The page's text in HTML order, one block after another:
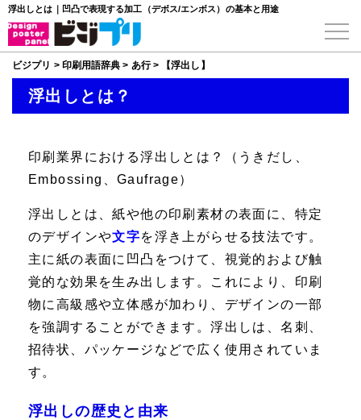
浮出しとは｜凹凸で表現する加工（デボス/エンボス）の基本と用途
ビジプリ > 印刷用語辞典 > あ行> 【浮出し】
浮出しとは？
印刷業界における浮出し とは？（うきだし、
Embossing、Gaufrage）
浮出しとは、紙や他の印刷素材の表面に、特定
のデザインや文字を浮き上がらせる技法です。
主に紙の表面に凹凸をつけて、視覚的および触
覚的な効果を生み出します。これにより、印刷
物に高級感や立体感が加わり、デザインの一部
を強調することができます。浮出しは、名刺、
招待状、パッケージなどで広く使用されていま
す。
浮出しの歴史と由来